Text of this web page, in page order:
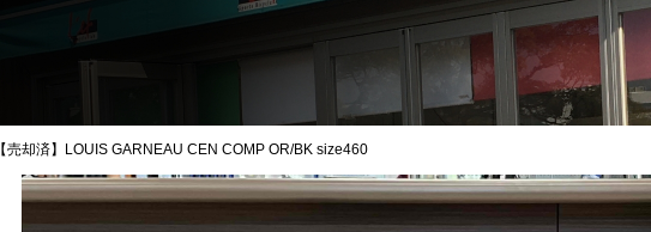
【売却済】LOUIS GARNEAU CEN COMP OR/BK size460